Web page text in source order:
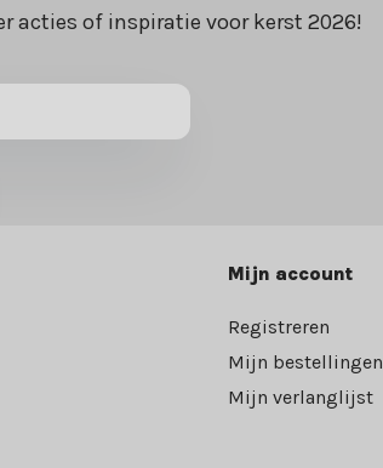
acties of inspiratie voor kerst 2026!
Mijn account
Registreren
Mijn bestellingen
Mijn verlanglijst